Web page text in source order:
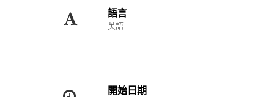
語言
英語
開始日期